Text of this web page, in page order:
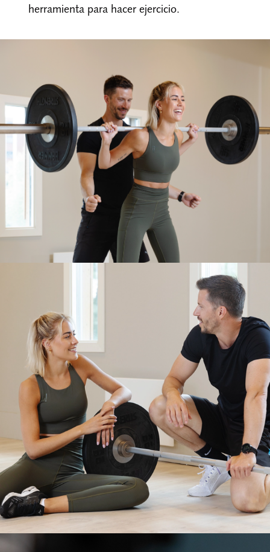
herramienta para hacer ejercicio.